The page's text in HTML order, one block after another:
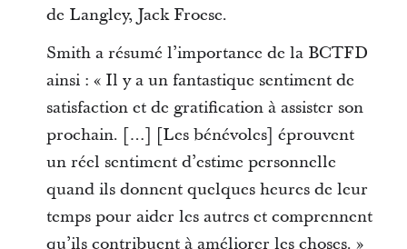
de Langley, Jack Froese.
Smith a résumé l’importance de la BCTFD
ainsi : « Il y a un fantastique sentiment de
satisfaction et de gratification à assister son
prochain. […] [Les bénévoles] éprouvent
un réel sentiment d’estime personnelle
quand ils donnent quelques heures de leur
temps pour aider les autres et comprennent
qu’ils contribuent à améliorer les choses. »